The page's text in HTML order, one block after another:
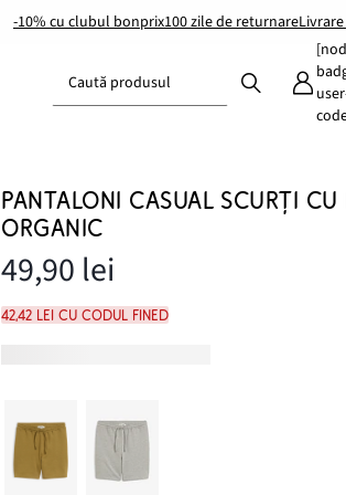
-10% cu clubul bonprix100 zile de returnare
Caută produsul
PANTALONI CASUAL SCURȚI
ORGANIC
49,90 lei
42,42 lei cu codul FINED